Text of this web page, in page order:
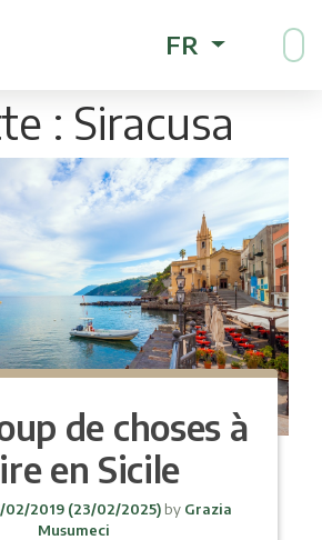
FR
: Siracusa
de choses à
en Sicile
02/2019(23/02/2025) byGrazia
Musumeci